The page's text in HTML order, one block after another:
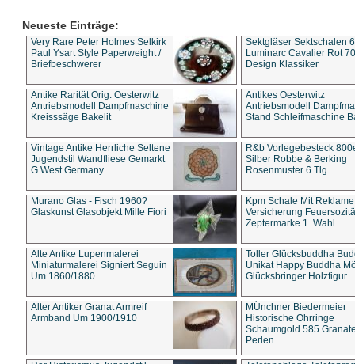
Neueste Einträge:
Very Rare Peter Holmes Selkirk
Paul Ysart Style Paperweight /
Briefbeschwerer
Sektgläser Sektschalen
Luminarc Cavalier Rot
Design Klassiker
Antike Rarität Orig. Oesterwitz
Antriebsmodell Dampfmaschine
Kreisssäge Bakelit
Antikes Oesterwitz
Antriebsmodell
Stand Schleifmaschine
Vintage Antike Herrliche Seltene
Jugendstil Wandfliese Gemarkt
G West Germany
R&b Vorlegebesteck
Silber Robbe & Berking
Rosenmuster 6 Tlg.
Murano Glas - Fisch 1960?
Glaskunst Glasobjekt Mille Fiori
Kpm Schale Mit Reklame
Versicherung
Zeptermarke 1. Wahl
Alte Antike Lupenmalerei
Miniaturmalerei Signiert Seguin
Um 1860/1880
Toller Glücksbuddha
Unikat Happy Buddha
Glücksbringer Holzfigur
Alter Antiker Granat Armreif
Armband Um 1900/1910
MÜnchner Biedermeier
Historische Ohrringe
Schaumgold 585
Perlen